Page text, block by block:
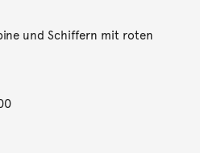
und Schiffern mit roten